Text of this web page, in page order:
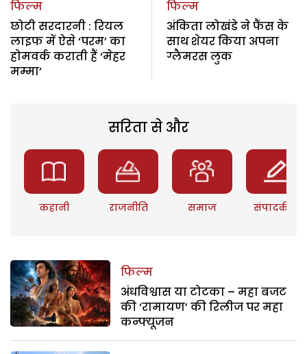
फिल्म
छोटी सरदारनी : रियल
लाइफ में ऐसे ‘परम’ का
होमवर्क कराती हैं ‘मेहर
मम्मा’
फिल्म
अंकिता लोखंडे ने फैंस के
साथ शेयर किया अपना
ग्लैमरस लुक
सरिता से और
कहानी राजनीति समाज संपादकीय
फिल्म
अंधविश्वास या टोटका – महा बजट
की ‘रामायण’ की रिलीज पर महा
कन्फ्यूजन